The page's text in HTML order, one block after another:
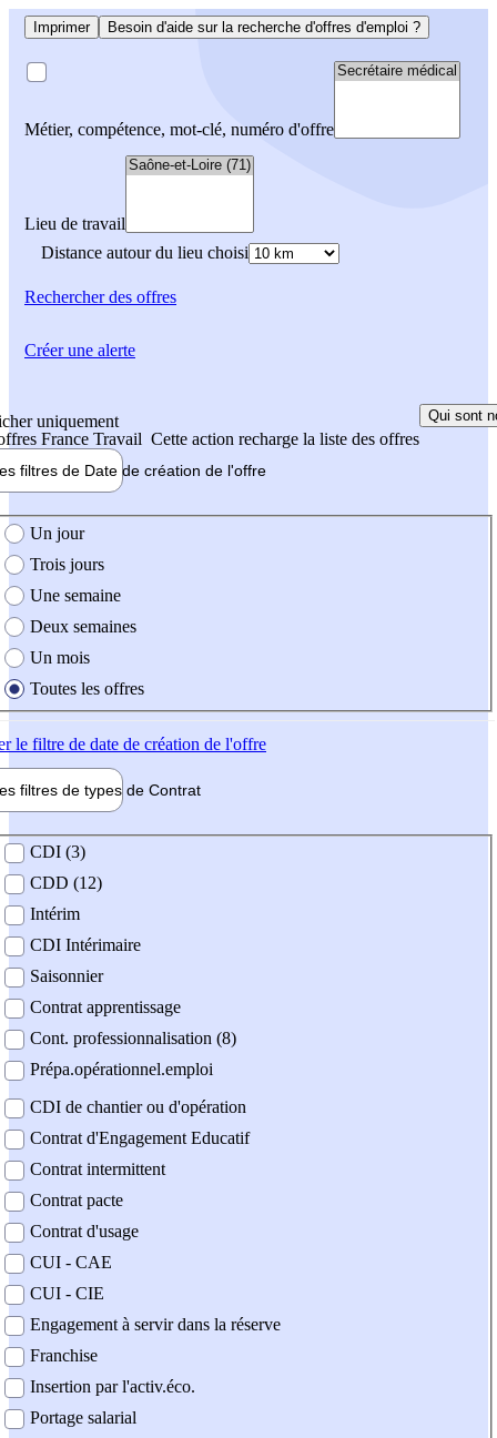
Imprimer Besoin d'aide sur la recherche d'offres d'emploi ?
Métier, compétence, mot-clé, numéro d'offre
Lieu de travail
Distance autour du lieu choisi
Rechercherdes offres
uniquement
France Travail Cette action recharge la liste des offres
Qui sont
filtres de Date de création de l'offre
création de l'offre
Un jour
Trois jours
Une semaine
Deux semaines
Un mois
Toutes les offres
le filtre de date de création de l'offre
filtres de types de Contrat
contrat
CDI (3)
CDD (12)
Intérim
CDI Intérimaire
Saisonnier
Contrat apprentissage
Cont. professionnalisation (8)
Prépa.opérationnel.emploi
CDI de chantier ou d'opération
Contrat d'Engagement Educatif
Contrat intermittent
Contrat pacte
Contrat d'usage
CUI - CAE
CUI - CIE
Engagement à servir dans la réserve
Franchise
Insertion par l'activ.éco.
Portage salarial
Créer une alerte